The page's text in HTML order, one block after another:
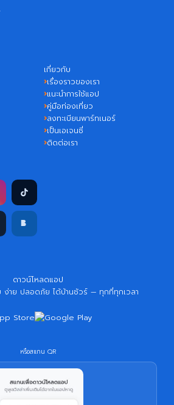
เกี่ยวกับ
เรื่องราวของเรา
แนะนำการใช้แอป
คู่มือท่องเที่ยว
ลงทะเบียนพาร์ทเนอร์
เป็นเอเจนซี่
ติดต่อเรา
ดาวน์โหลดแอป
ง่าย ปลอดภัย ได้บ้านชัวร์ — ทุกที่ทุกเวลา
หรือสแกน QR